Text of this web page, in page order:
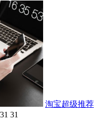
淘宝超级推荐
31